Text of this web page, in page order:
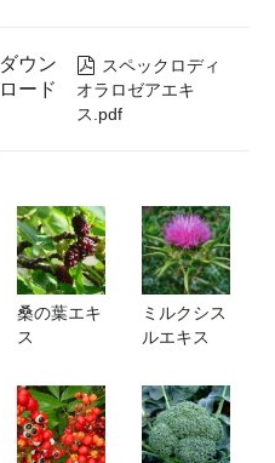
ダウン
ロード
 スペックロディ
オラロゼアエキ
ス.pdf
桑の葉エキ
ス
ミルクシス
ルエキス